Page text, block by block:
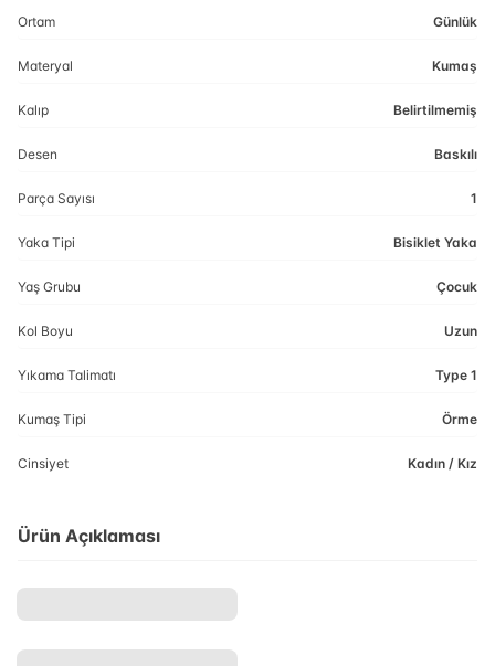
Ortam Günlük
Materyal Kumaş
Kalıp Belirtilmemiş
Desen Baskılı
Parça Sayısı 1
Yaka Tipi Bisiklet Yaka
Yaş Grubu Çocuk
Kol Boyu Uzun
Yıkama Talimatı Type 1
Kumaş Tipi Örme
Cinsiyet Kadın / Kız
Ürün Açıklaması